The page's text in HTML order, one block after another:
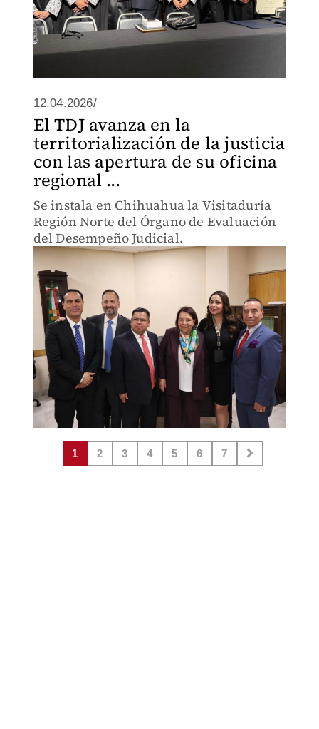
12.04.2026/
El TDJ avanza en la
territorialización de la justicia
con las apertura de su oficina
regional ...
Se instala en Chihuahua la Visitaduría
Región Norte del Órgano de Evaluación
del Desempeño Judicial.
1 2 3 4 5 6 7